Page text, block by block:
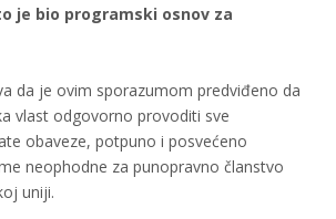
je bio programski osnov za
da je ovim sporazumom predviđeno da
vlast odgovorno provoditi sve
obaveze, potpuno i posvećeno
neophodne za punopravno članstvo
uniji.